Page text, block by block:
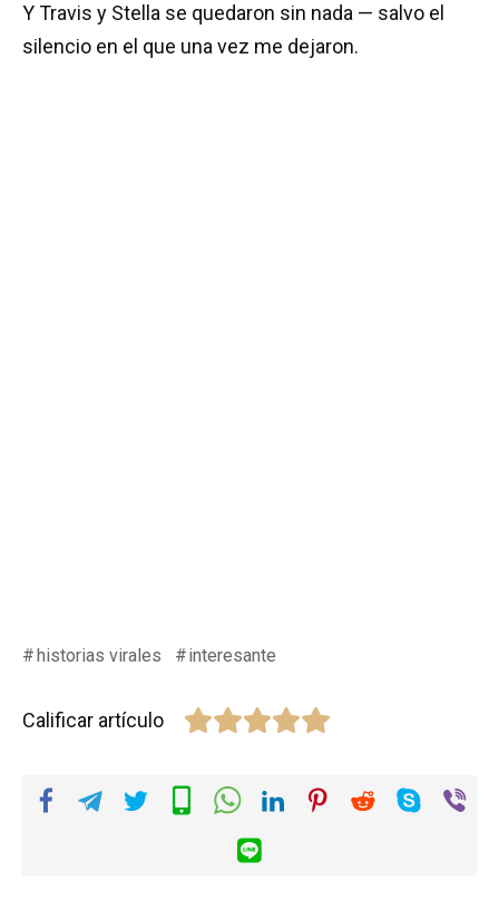
Y Travis y Stella se quedaron sin nada — salvo el
silencio en el que una vez me dejaron.
historias virales interesante
Calificar artículo